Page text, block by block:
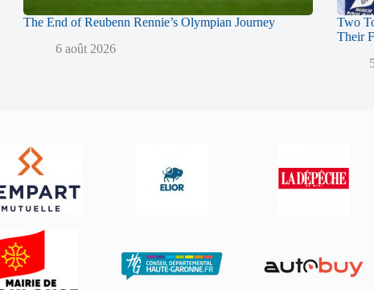
The End of Reubenn Rennie’s Olympian Journey
6 août 2026
Two
Their